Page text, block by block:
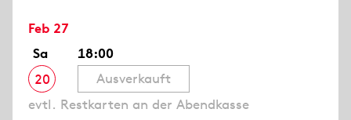
Feb 27
Sa
20
18:00
Ausverkauft
evtl. Restkarten an der Abendkasse